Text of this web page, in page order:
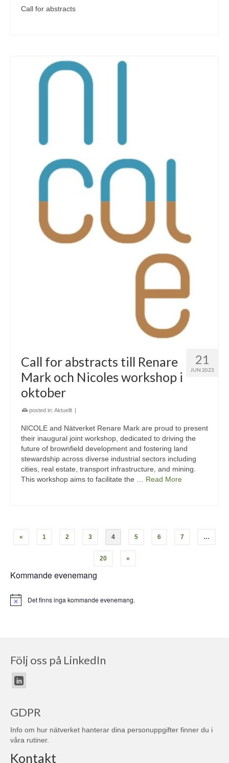
Call for abstracts
21
JUN 2023
Call for abstracts till Renare
Mark och Nicoles workshop i
oktober
posted in: Aktuellt |
NICOLE and Nätverket Renare Mark are proud to present
their inaugural joint workshop, dedicated to driving the
future of brownfield development and fostering land
stewardship across diverse industrial sectors including
cities, real estate, transport infrastructure, and mining.
This workshop aims to facilitate the … Read More
« 1 2 3 4 5 6 7 …
20 »
Kommande evenemang
Notis Det finns inga kommande evenemang.
Följ oss på LinkedIn
GDPR
Info om hur nätverket hanterar dina personuppgifter finner du i
våra rutiner.
Kontakt